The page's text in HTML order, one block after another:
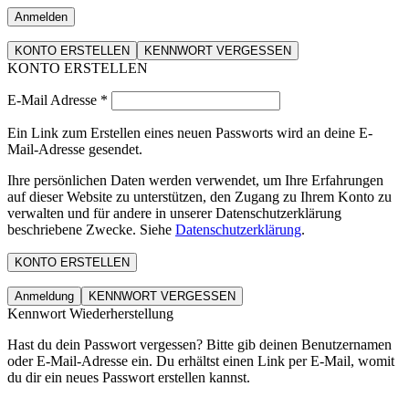
Anmelden
KONTO ERSTELLEN KENNWORT VERGESSEN
KONTO ERSTELLEN
E-Mail Adresse *
Ein Link zum Erstellen eines neuen Passworts wird an deine E-
Mail-Adresse gesendet.
Ihre persönlichen Daten werden verwendet, um Ihre Erfahrungen
auf dieser Website zu unterstützen, den Zugang zu Ihrem Konto zu
verwalten und für andere in unserer Datenschutzerklärung
beschriebene Zwecke. Siehe Datenschutzerklärung.
KONTO ERSTELLEN
Anmeldung KENNWORT VERGESSEN
Kennwort Wiederherstellung
Hast du dein Passwort vergessen? Bitte gib deinen Benutzernamen
oder E-Mail-Adresse ein. Du erhältst einen Link per E-Mail, womit
du dir ein neues Passwort erstellen kannst.